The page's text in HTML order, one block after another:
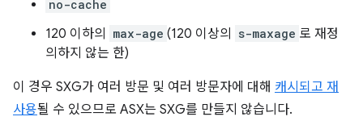
no-cache
120 이하의 max-age (120 이상의 s-maxage 로 재정
의하지 않는 한)
이 경우 SXG가 여러 방문 및 여러 방문자에 대해 캐시되고 재
사용될 수 있으므로 ASX는 SXG를 만들지 않습니다.